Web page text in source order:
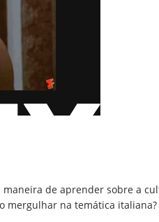
de aprender sobre a
mergulhar na temática italiana?